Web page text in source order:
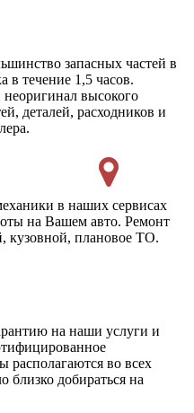
запасных частей в
в течение 1,5 часов.
высокого
деталей, расходников и
в наших сервисах
на Вашем авто. Ремонт
кузовной, плановое ТО.
на наши услуги и
располагаются во всех
добираться на